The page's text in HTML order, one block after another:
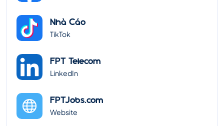
Nhà Cáo
TikTok
FPT Telecom
LinkedIn
FPTJobs.com
Website